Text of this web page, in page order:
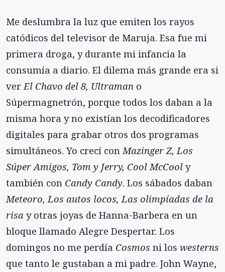
Me deslumbra la luz que emiten los rayos
catódicos del televisor de Maruja. Esa fue mi
primera droga, y durante mi infancia la
consumía a diario. El dilema más grande era si
ver El Chavo del 8, Ultraman o
Súpermagnetrón, porque todos los daban a la
misma hora y no existían los decodificadores
digitales para grabar otros dos programas
simultáneos. Yo crecí con Mazinger Z, Los
Súper Amigos, Tom y Jerry, Cool McCool y
también con Candy Candy. Los sábados daban
Meteoro, Los autos locos, Las olimpíadas de la
risa y otras joyas de Hanna-Barbera en un
bloque llamado Alegre Despertar. Los
domingos no me perdía Cosmos ni los westerns
que tanto le gustaban a mi padre. John Wayne,